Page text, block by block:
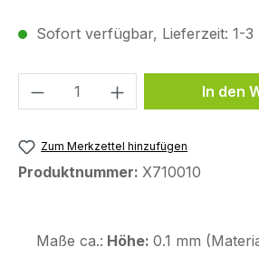
Sofort verfügbar, Lieferzeit: 1-3
Produkt Anzahl: GibIn den
Zum Merkzettel hinzufügen
Produktnummer: X710010
Maße ca.: Höhe: 0.1 mm